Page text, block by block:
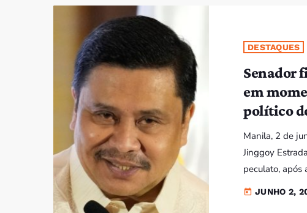
DESTAQUES
Senador
em
político
Manila, 2 de
Jinggoy
peculato, após
milhões de
today JUNHO 2,